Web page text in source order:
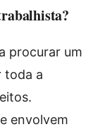
procurar um
toda a
envolvem